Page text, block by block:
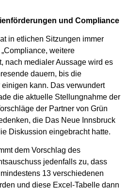
und Compliance
in etlichen Sitzungen immer
weitere
nach medialer Aussage wird es
dauern, bis die
kann. Das verwundert
die aktuelle Stellungnahme der
der Partner von Grün
die Das Neue Innsbruck
Diskussion eingebracht hatte.
dem Vorschlag des
jedenfalls zu, dass
13 verschiedenen
und diese Excel-Tabelle dann